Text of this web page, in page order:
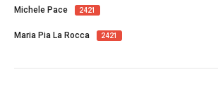
Michele Pace 2421
Maria Pia La Rocca 2421